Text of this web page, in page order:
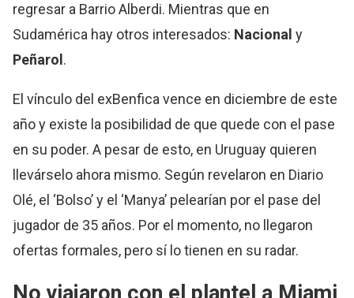
regresar a Barrio Alberdi. Mientras que en
Sudamérica hay otros interesados: Nacionaly
Peñarol .
El vínculo del exBenfica vence en diciembre de este
año y existe la posibilidad de que quede con el pase
en su poder. A pesar de esto, en Uruguay quieren
llevárselo ahora mismo. Según revelaron en Diario
Olé, el ‘Bolso’ y el ‘Manya’ pelearían por el pase del
jugador de 35 años. Por el momento, no llegaron
ofertas formales, pero sí lo tienen en su radar.